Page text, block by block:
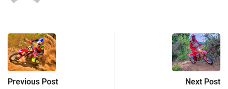
Previous Post Next Post